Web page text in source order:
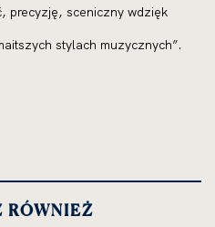
pre­cy­zję, sce­nicz­ny wdzięk
sty­lach muzycz­nych”.
RÓWNIEŻ